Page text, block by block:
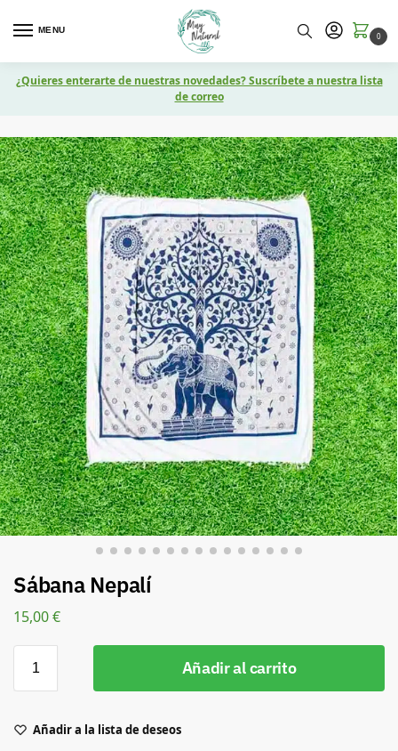
MENU
0
¿Quieres enterarte de nuestras novedades? Suscríbete a nuestra lista
de correo
Sábana Nepalí
15,00€
Añadir al carrito
Añadir a la lista de deseos